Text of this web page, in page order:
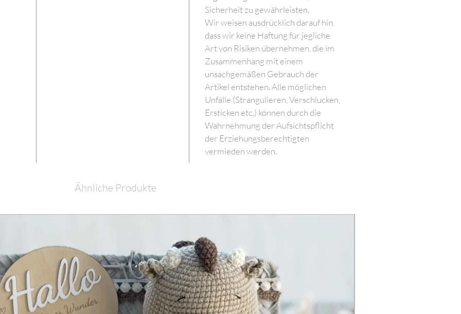
Sicherheit zu gewährleisten.
Wir weisen ausdrücklich darauf hin,
dass wir keine Haftung für jegliche
Art von Risiken übernehmen, die im
Zusammenhang mit einem
unsachgemäßen Gebrauch der
Artikel entstehen. Alle möglichen
Unfälle (Strangulieren, Verschlucken,
Ersticken etc.) können durch die
Wahrnehmung der Aufsichtspflicht
der Erziehungsberechtigten
vermieden werden.
Ähnliche Produkte